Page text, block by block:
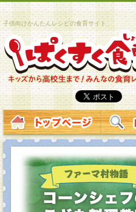
子供向けかんたんレシピの食育サイト